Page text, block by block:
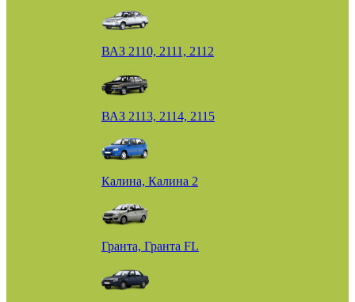
ВАЗ 2110, 2111, 2112
ВАЗ 2113, 2114, 2115
Калина, Калина 2
Гранта, Гранта FL